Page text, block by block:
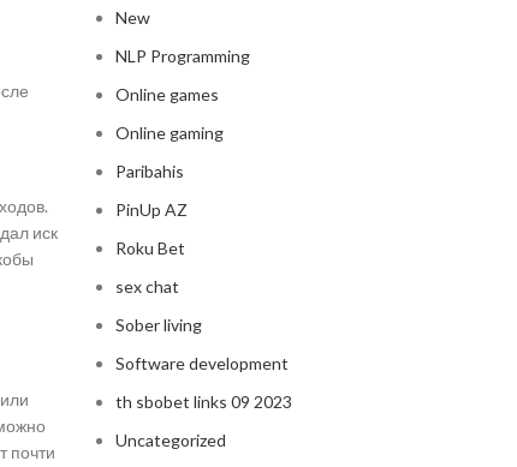
иск
почти
New
NLP Programming
Online games
Online gaming
Paribahis
PinUp AZ
Roku Bet
sex chat
Sober living
Software development
th sbobet links 09 2023
Uncategorized